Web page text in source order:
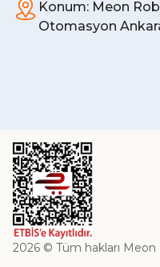
Konum: Meon
Otomasyon
2026 © Tüm hakları Meon